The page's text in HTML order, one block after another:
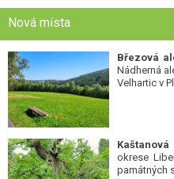
Nová místa
Nádherná
Velhartic v
okrese
památných